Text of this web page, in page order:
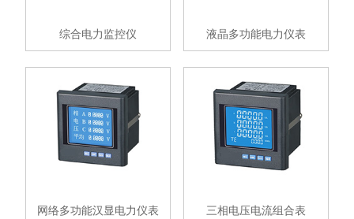
综合电力监控仪 液晶多功能电力仪表
网络多功能汉显电力仪表 三相电压电流组合表